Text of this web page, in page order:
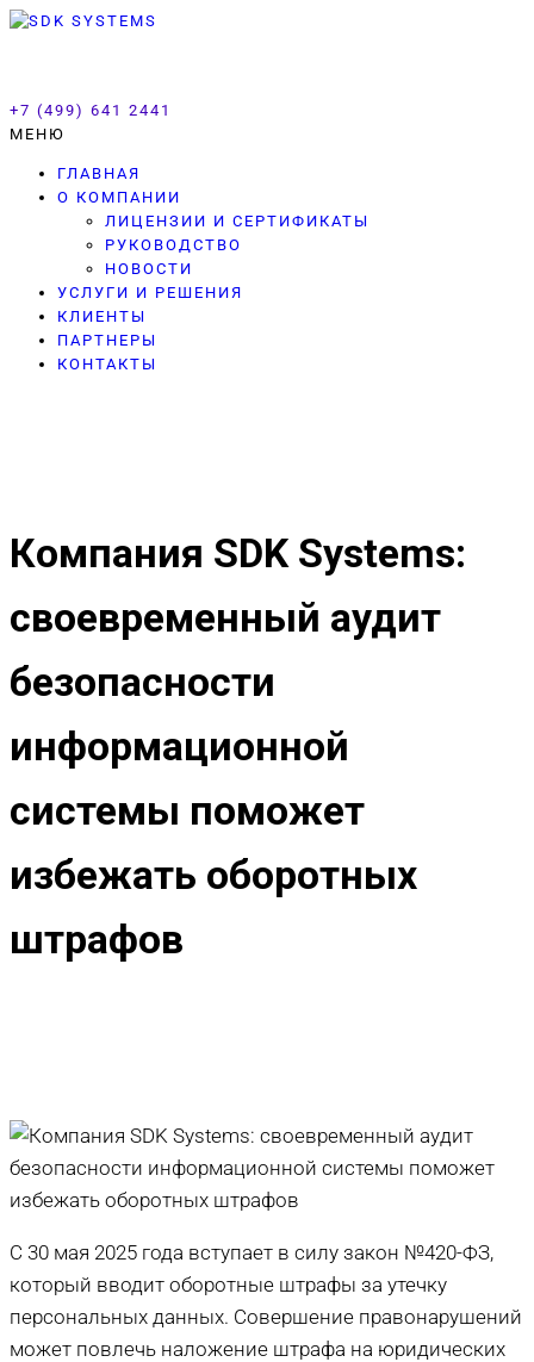
+7 (499) 641 2441
МЕНЮ
ГЛАВНАЯ
О КОМПАНИИ
ЛИЦЕНЗИИ И СЕРТИФИКАТЫ
РУКОВОДСТВО
НОВОСТИ
УСЛУГИ И РЕШЕНИЯ
КЛИЕНТЫ
ПАРТНЕРЫ
КОНТАКТЫ
Компания SDK Systems:
своевременный аудит
безопасности
информационной
системы поможет
избежать оборотных
штрафов
С 30 мая 2025 года вступает в силу закон №420-ФЗ,
который вводит оборотные штрафы за утечку
персональных данных. Совершение правонарушений
может повлечь наложение штрафа на юридических